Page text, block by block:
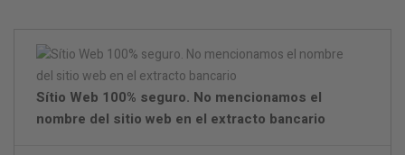
Sítio Web 100% seguro. No mencionamos el
nombre del sitio web en el extracto bancario